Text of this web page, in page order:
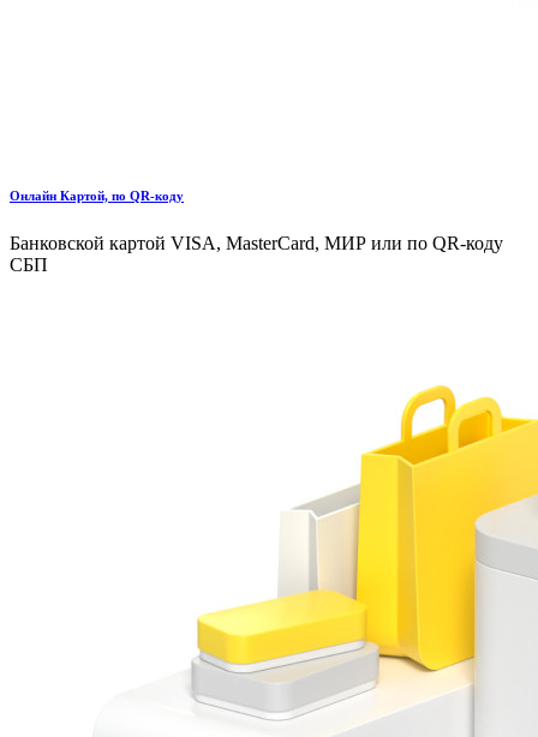
Онлайн Картой, по QR-коду
Банковской картой VISA, MasterCard, МИР или по QR-коду
СБП